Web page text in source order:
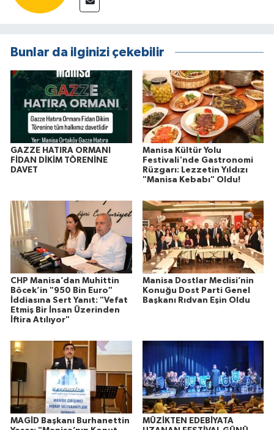
Bunlar da ilginizi çekebilir
GAZZE HATIRA ORMANI
FİDAN DİKİM TÖRENİNE
DAVET
Manisa Kültür Yolu
Festivali'nde Gastronomi
Rüzgarı: Lezzetin Yıldızı
"Manisa Kebabı" Oldu!
CHP Manisa’dan Muhittin
Böcek’in "950 Bin Euro"
İddiasına Sert Yanıt: "Vefat
Etmiş Bir İnsan Üzerinden
İftira Atılıyor"
Manisa Dostlar Meclisi’nin
Konuğu Dost Parti Genel
Başkanı Rıdvan Eşin Oldu
MAGİD Başkanı Burhanettin
MÜZİKTEN EDEBİYATA